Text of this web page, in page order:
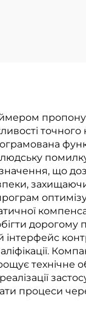
що
технічне
процеси